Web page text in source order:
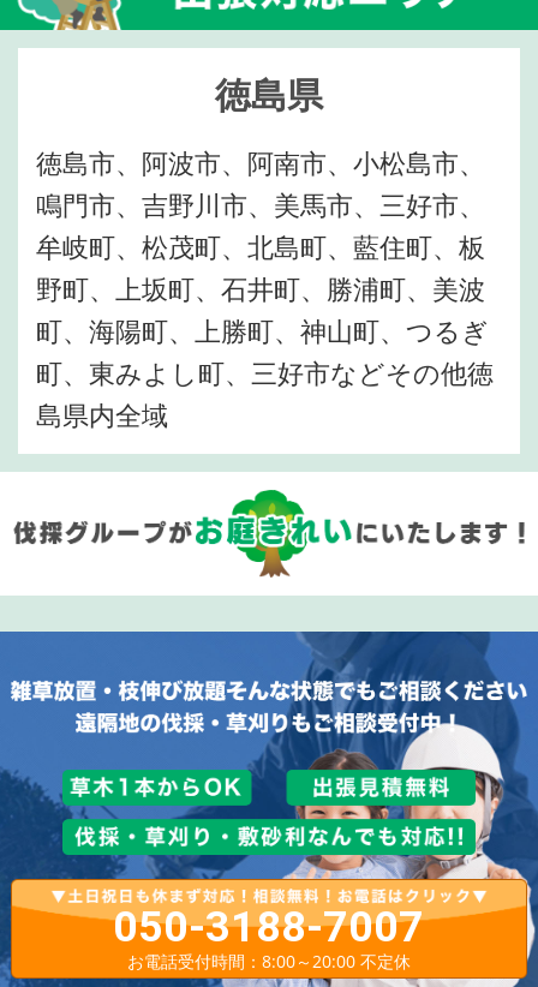
徳島県
徳島市、阿波市、阿南市、小松島市、
鳴門市、吉野川市、美馬市、三好市、
牟岐町、松茂町、北島町、藍住町、板
野町、上坂町、石井町、勝浦町、美波
町、海陽町、上勝町、神山町、つるぎ
町、東みよし町、三好市などその他徳
島県内全域
050-3188-7007
お電話受付時間：8:00～20:00 不定休